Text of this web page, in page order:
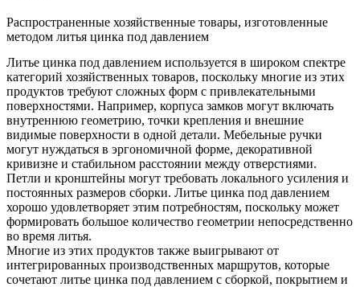
Распространенные хозяйственные товары, изготовленные
методом литья цинка под давлением
Литье цинка под давлением используется в широком спектре
категорий хозяйственных товаров, поскольку многие из этих
продуктов требуют сложных форм с привлекательными
поверхностями. Например, корпуса замков могут включать
внутреннюю геометрию, точки крепления и внешние
видимые поверхности в одной детали. Мебельные ручки
могут нуждаться в эргономичной форме, декоративной
кривизне и стабильном расстоянии между отверстиями.
Петли и кронштейны могут требовать локального усиления и
постоянных размеров сборки. Литье цинка под давлением
хорошо удовлетворяет этим потребностям, поскольку может
формировать большое количество геометрии непосредственно
во время литья.
Многие из этих продуктов также выигрывают от
интегрированных производственных маршрутов, которые
сочетают литье цинка под давлением с сборкой, покрытием и